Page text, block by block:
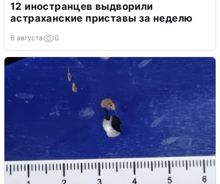
12 иностранцев выдворили
астраханские приставы за неделю
6 августа 0